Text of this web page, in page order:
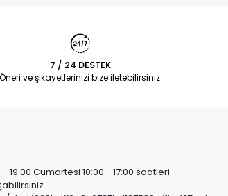
7 / 24 DESTEK
Öneri ve şikayetlerinizi bize iletebilirsiniz.
19:00 Cumartesi 10:00 - 17:00 saatleri